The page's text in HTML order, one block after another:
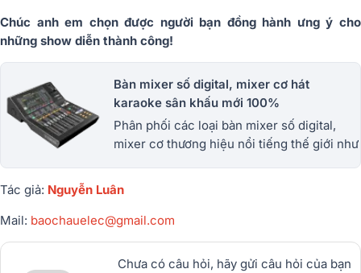
Chúc anh em chọn được người bạn đồng hành ưng ý cho
những show diễn thành công!
Bàn mixer số digital, mixer cơ hát
karaoke sân khấu mới 100%
Phân phối các loại bàn mixer số digital,
mixer cơ thương hiệu nổi tiếng thế giới như
Behringer... cam kết hàng chính hãng.
Tác giả: Nguyễn Luân
Mail: baochauelec@gmail.com
Chưa có câu hỏi, hãy gửi câu hỏi của bạn